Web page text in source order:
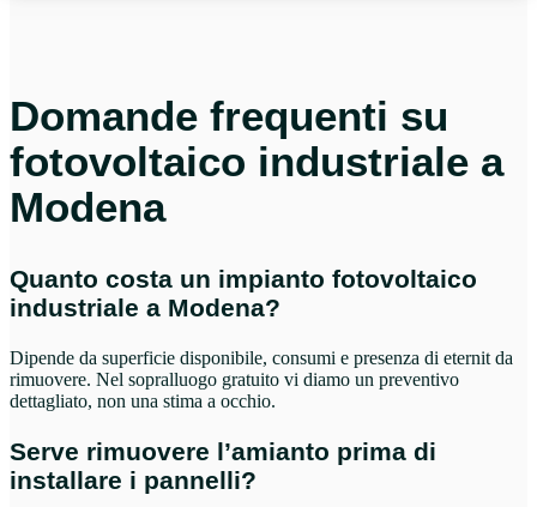
Domande frequenti su
fotovoltaico industriale a
Modena
Quanto costa un impianto fotovoltaico
industriale a Modena?
Dipende da superficie disponibile, consumi e presenza di eternit da
rimuovere. Nel sopralluogo gratuito vi diamo un preventivo
dettagliato, non una stima a occhio.
Serve rimuovere l’amianto prima di
installare i pannelli?